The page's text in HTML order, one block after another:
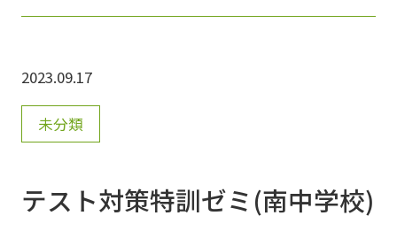
ストに対しての勉強を頑張っています。 高校
テストが行われます。 みらい個別南茨木教室
では、定期テスト前に『対策勉強会』を実施し
２月１７日(土) 15：00～18：00 ２月１８日
(日) 14：00～18：20 ２月１９日(月) 18：
2023.09.17
未分類
テスト対策特訓ゼミ(南中学校)